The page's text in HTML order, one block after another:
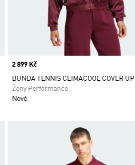
Price
2 899 Kč
BUNDA TENNIS CLIMACOOL COVER UP
Ženy Performance
Nové
Přidat do seznamu přání